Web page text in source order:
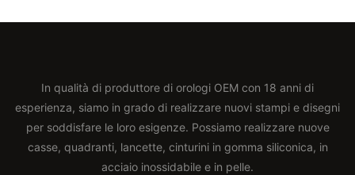
In qualità di produttore di orologi OEM con 18 anni di
esperienza, siamo in grado di realizzare nuovi stampi e disegni
per soddisfare le loro esigenze. Possiamo realizzare nuove
casse, quadranti, lancette, cinturini in gomma siliconica, in
acciaio inossidabile e in pelle.